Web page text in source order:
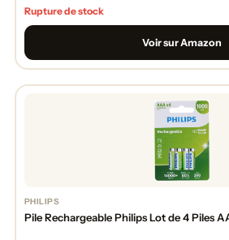
Rupture de stock
Voir sur Amazon
PHILIPS
Pile Rechargeable Philips Lot de 4 Piles